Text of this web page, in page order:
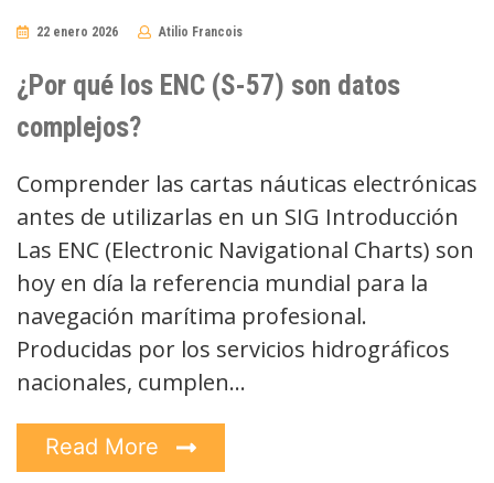
22 enero 2026 Atilio Francois
¿Por qué los ENC (S-57) son datos
complejos?
Comprender las cartas náuticas electrónicas
antes de utilizarlas en un SIG Introducción
Las ENC (Electronic Navigational Charts) son
hoy en día la referencia mundial para la
navegación marítima profesional.
Producidas por los servicios hidrográficos
nacionales, cumplen…
Read More